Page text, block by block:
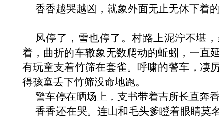
香香越哭越凶，就象外面无止无休下着
风停了，雪也停了。村路上泥泞不堪
着，曲折的车辙象无数爬动的蚯蚓，一直
有玩童支着竹筛在套雀。呼啸的警车，凄
得孩童丢下竹筛没命地跑。
警车停在晒场上，支书带着吉所长直奔
香香还在哭。连山和毛头爹瞪着眼睛莫